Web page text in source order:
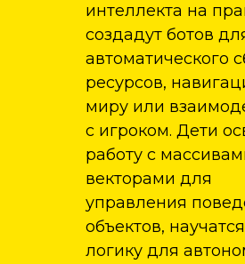
интеллекта на
создадут ботов
автоматического
ресурсов,
миру или
с игроком. Дети
работу с
векторами для
управления
объектов,
логику для